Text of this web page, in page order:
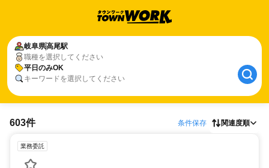
岐阜県高尾駅
職種を選択してください
平日のみOK
キーワードを選択してください
603件 条件保存 関連度順
業務委託